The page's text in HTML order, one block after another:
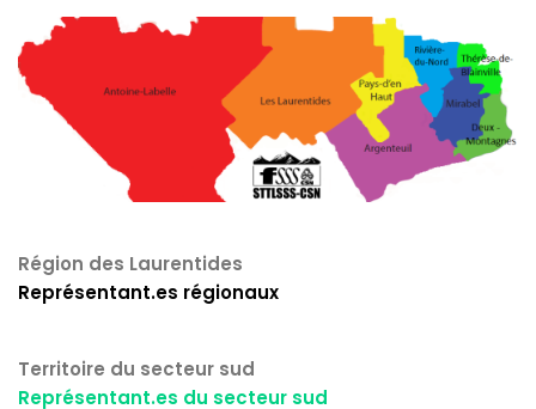
Région des Laurentides
Représentant.es régionaux
Territoire du secteur sud
Représentant.es du secteur sud